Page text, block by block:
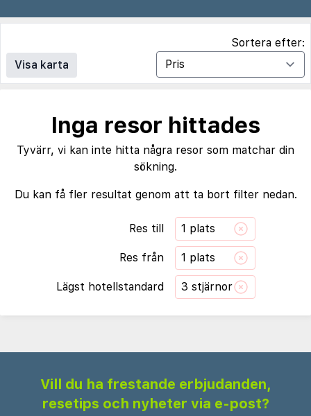
Visa karta
Sortera efter:
Inga resor hittades
Tyvärr, vi kan inte hitta några resor som matchar din
sökning.
Du kan få fler resultat genom att ta bort filter nedan.
Res till 1 plats
Res från 1 plats
Lägst hotellstandard 3 stjärnor
Vill du ha frestande erbjudanden,
resetips och nyheter via e-post?